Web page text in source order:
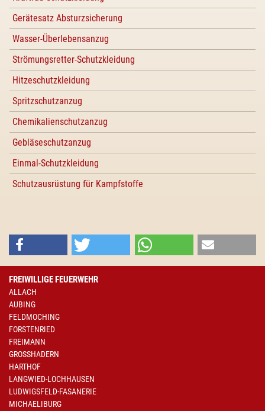
Gerätesatz Absturzsicherung
Wasser-Überlebensanzug
Strömungsretter-Schutzkleidung
Hitzeschutzkleidung
Spritzschutzanzug
Chemikalienschutzanzug
Gebläseschutzanzug
Einmal-Schutzkleidung
Schutzausrüstung für Kampfstoffe
FREIWILLIGE FEUERWEHR
ALLACH
AUBING
FELDMOCHING
FORSTENRIED
FREIMANN
GROSSHADERN
HARTHOF
LANGWIED-LOCHHAUSEN
LUDWIGSFELD-FASANERIE
MICHAELIBURG